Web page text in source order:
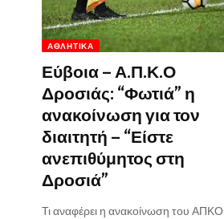
ΑΘΛΗΤΙΚΆ
Εύβοια – Α.Π.Κ.Ο
Δροσιάς: “Φωτιά” η
ανακοίνωση για τον
διαιτητή – “Είστε
ανεπιθύμητος στη
Δροσιά”
Τι αναφέρει η ανακοίνωση του ΑΠΚΟ